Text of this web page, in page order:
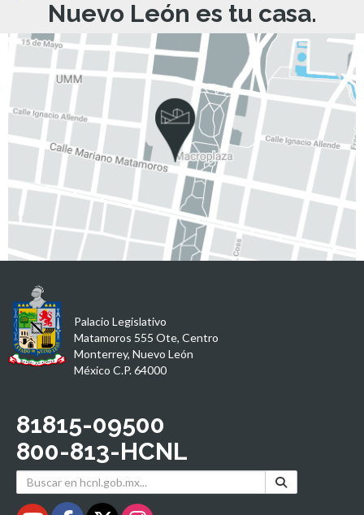
Nuevo León es tu casa.
Palacio Legislativo
Matamoros 555 Ote, Centro
Monterrey, Nuevo León
México C.P. 64000
81815-09500
800-813-HCNL